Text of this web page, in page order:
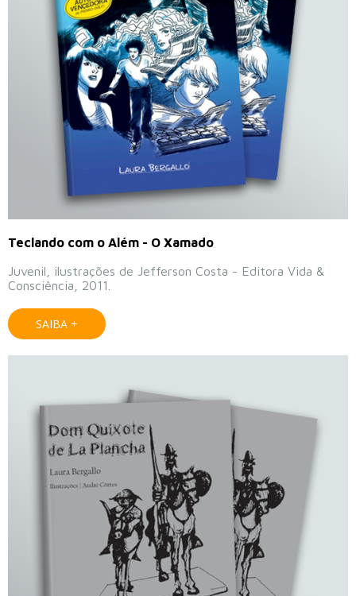
Teclando com o Além - O Xamado
Juvenil, ilustrações de Jefferson Costa - Editora Vida &
Consciência, 2011.
SAIBA +